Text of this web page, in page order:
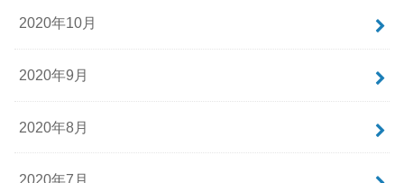
2020年10月
2020年9月
2020年8月
2020年7月